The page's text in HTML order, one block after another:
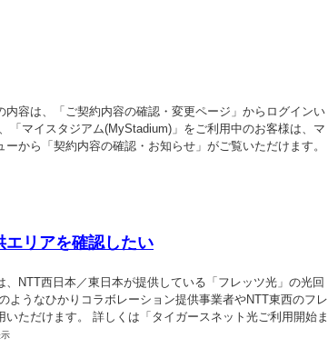
容は、「ご契約内容の確認・変更ページ」からログインい
「マイスタジアム(MyStadium)」をご利用中のお客様は、マ
から「契約内容の確認・お知らせ」がご覧いただけます。
エリアを確認したい
、NTT西日本／東日本が提供している「フレッツ光」の光回
ようなひかりコラボレーション提供事業者やNTT東西のフレ
ただけます。 詳しくは「タイガースネット光ご利用開始ま